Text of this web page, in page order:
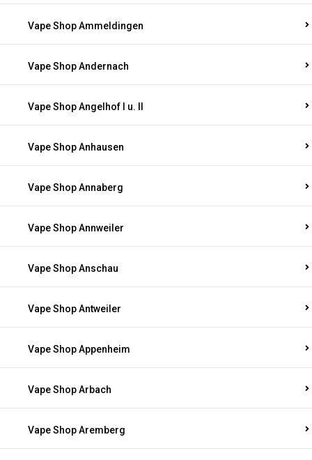
Vape Shop Ammeldingen
Vape Shop Andernach
Vape Shop Angelhof I u. II
Vape Shop Anhausen
Vape Shop Annaberg
Vape Shop Annweiler
Vape Shop Anschau
Vape Shop Antweiler
Vape Shop Appenheim
Vape Shop Arbach
Vape Shop Aremberg